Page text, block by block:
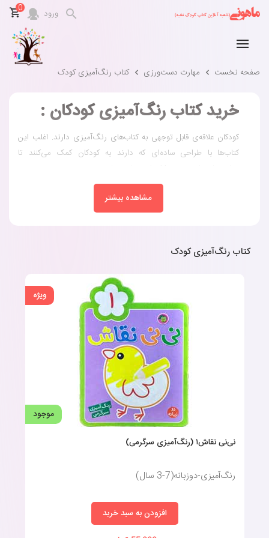
ورود 0
صفحه نخست مهارت‌ دست‌ورزی کتاب رنگ‌آمیزی کودک
خرید کتاب رنگ‌آمیزی کودکان :
کودکان علاقه‌ی قابل توجهی به کتاب‌های رنگ‌آمیزی دارند. اغلب این
کتاب‌ها با طراحی ساده‌ای که دارند به کودکان کمک می‌کنند تا
استفاده از کتاب‌های رنگ‌آمیزی را می‌توانید از یکسالگی برای کودک
احتمالا در ابتدا، رنگ‌آمیزی کامل یک محدوده طراحی شده برای کودک
کودک قرار دهید مداد شمعی است.
دشواری است؛ مخصوصا اگر پیش از آن از نوشت‌افزار استفاده نکرده
آموزش نحوه صحیح دست‌گرفتن
مدادشمعی در رنگ‌آمیزی به
در ابتدا همین که کودک مداد‌شمعی را در دست بگیرد، خوب است، اما
کم‌کم به او یاد دهید که آن را درست نگاه دارد.
بهترین شیوه‌ی در دست گرفتن مداد شمعی، گرفتن نیمه پایین آن است
دست گرفتن درست آن به کودک نباشید.
مشاهده بیشتر
کتاب رنگ‌آمیزی کودک
موجود
ویژه
نی‌نی نقاش۱ (رنگ‌آمیزی سرگرمی)
رنگ‌آمیزی-دوزبانه(7-3 سال)
افزودن به سبد خرید